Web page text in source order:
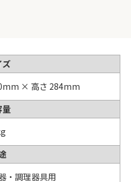
ズ
× 高さ 284mm
量
・調理器具用